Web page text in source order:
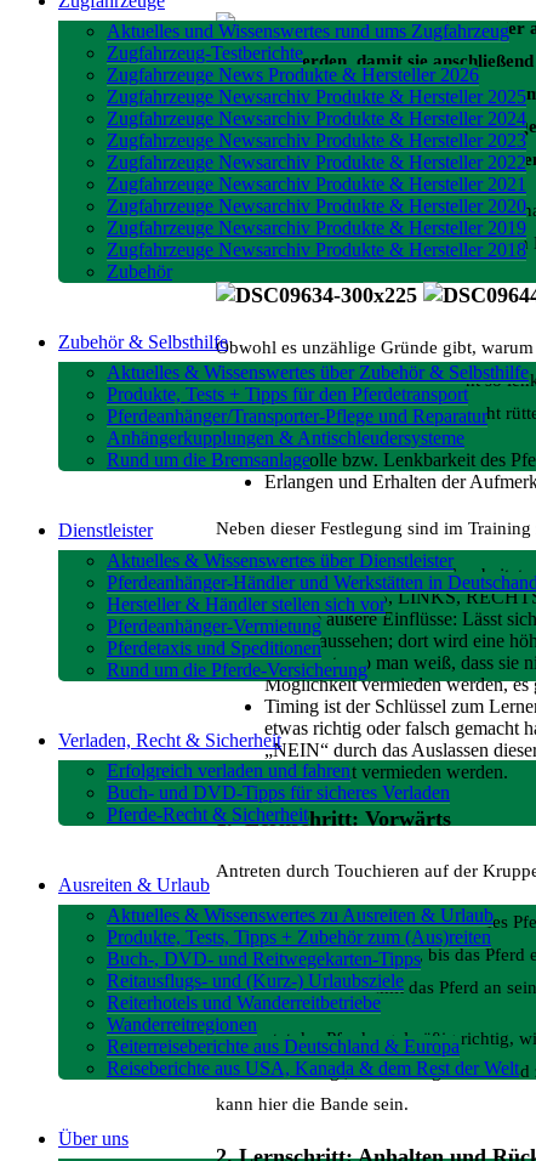
Aktuelles und Wissenswertes rund ums Zugfahrzeug
Zugfahrzeug-Testberichte
Zugfahrzeuge News Produkte & Hersteller 2026
Zugfahrzeuge Newsarchiv Produkte & Hersteller 2025
Zugfahrzeuge Newsarchiv Produkte & Hersteller 2024
Zugfahrzeuge Newsarchiv Produkte & Hersteller 2023
Zugfahrzeuge Newsarchiv Produkte & Hersteller 2022
Zugfahrzeuge Newsarchiv Produkte & Hersteller 2021
Zugfahrzeuge Newsarchiv Produkte & Hersteller 2020
Zugfahrzeuge Newsarchiv Produkte & Hersteller 2019
Zugfahrzeuge Newsarchiv Produkte & Hersteller 2018
Zubehör
Zubehör & Selbsthilfe
Aktuelles & Wissenswertes über Zubehör & Selbsthilfe
Produkte, Tests + Tipps für den Pferdetransport
Pferdeanhänger/Transporter-Pflege und Reparatur
Anhängerkupplungen & Antischleudersysteme
Rund um die Bremsanlage
Dienstleister
Aktuelles & Wissenswertes über Dienstleister
Pferdeanhänger-Händler und Werkstätten in
Hersteller & Händler stellen sich vor
Pferdeanhänger-Vermietung
Pferdetaxis und Speditionen
Rund um die Pferde-Versicherung
Verladen, Recht & Sicherheit
Erfolgreich verladen und fahren
Buch- und DVD-Tipps für sicheres Verladen
Pferde-Recht & Sicherheit
Ausreiten & Urlaub
Aktuelles & Wissenswertes zu Ausreiten & Urlaub
Produkte, Tests, Tipps + Zubehör zum (Aus)reiten
Buch-, DVD- und Reitwegekarten-Tipps
Reitausflugs- und (Kurz-) Urlaubsziele
Reiterhotels und Wanderreitbetriebe
Wanderreitregionen
Reiterreiseberichte aus Deutschland & Europa
Reiseberichte aus USA, Kanada & dem Rest der Welt
Über uns
Jungpferde oder
gemacht werden, damit sie
nachfolgende Konzept zum Training
gelernt hat, in den Pferdeanhänger zu
für-Schritt-Schulung für den
„Letztes Wochenende hat Karo nur eine
ja für den einen oder anderen
Obwohl es unzählige Gründe gibt,
lassen sich in dieser Situation nicht so
mangelnden Kontrolle lässt sich nicht
Kontrolle bzw. Lenkbarkeit des
Erlangen und Erhalten der
Neben dieser Festlegung sind im
Schritt für Schritt Plan:
RÜCKWÄRTS, LINKS,
richtige äußere Einflüsse: Lässt
anders aussehen; dort wird eine
nicht dort, wo man weiß, dass sie
Möglichkeit vermieden werden, es
Timing ist der Schlüssel zum
etwas richtig oder falsch gemacht
„NEIN“ durch das Auslassen
Möglichkeit vermieden werden.
1. Lernschritt: Vorwärts
Antreten durch Touchieren auf der
Man steht links neben der Schulter des
die Kruppe leicht touchiert, bis das Pferd
erfolgt von hinten, damit das Pferd an
Antwortet das Pferd regelmäßig richtig,
zu einem bewegt, wird es angehalten
kann hier die Bande sein.